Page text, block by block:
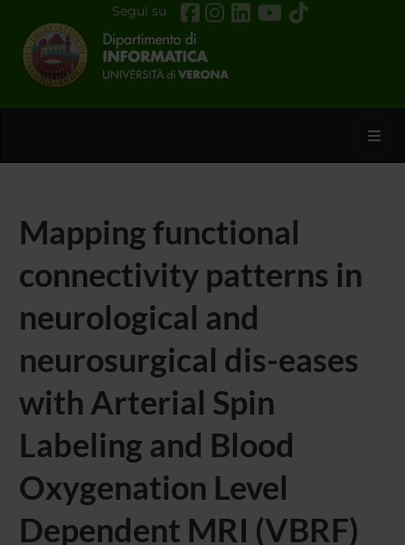
Segui su
Mapping functional
connectivity patterns in
neurological and
neurosurgical dis-eases
with Arterial Spin
Labeling and Blood
Oxygenation Level
Dependent MRI (VBRF)